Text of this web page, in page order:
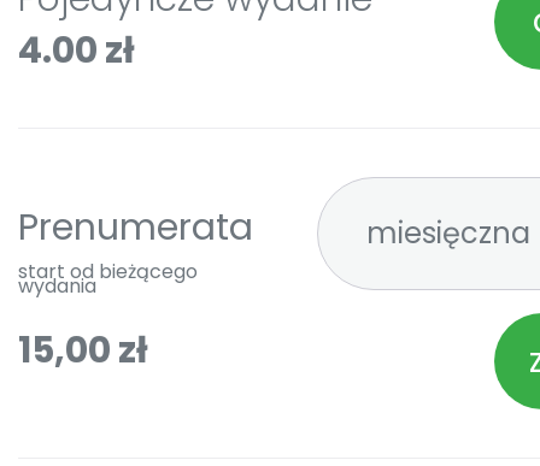
4.00 zł
Prenumerata
start od bieżącego
wydania
15,00 zł